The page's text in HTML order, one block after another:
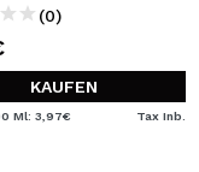
(0)
KAUFEN
Ml: 3,97€ Tax Inb.